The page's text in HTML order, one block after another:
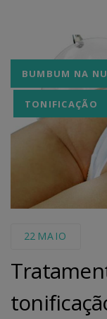
TagsBUMBUM NA
TONIFICAÇÃO
22 MAIO